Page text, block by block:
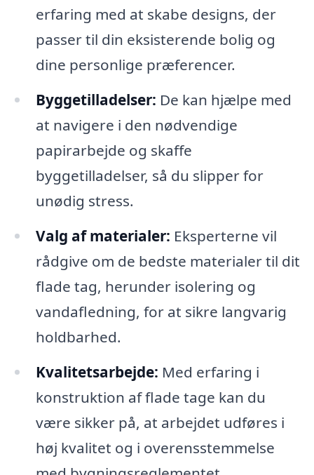
erfaring med at skabe designs, der
passer til din eksisterende bolig og
dine personlige præferencer.
Byggetilladelser: De kan hjælpe med
at navigere i den nødvendige
papirarbejde og skaffe
byggetilladelser, så du slipper for
unødig stress.
Valg af materialer: Eksperterne vil
rådgive om de bedste materialer til dit
flade tag, herunder isolering og
vandafledning, for at sikre langvarig
holdbarhed.
Kvalitetsarbejde: Med erfaring i
konstruktion af flade tage kan du
være sikker på, at arbejdet udføres i
høj kvalitet og i overensstemmelse